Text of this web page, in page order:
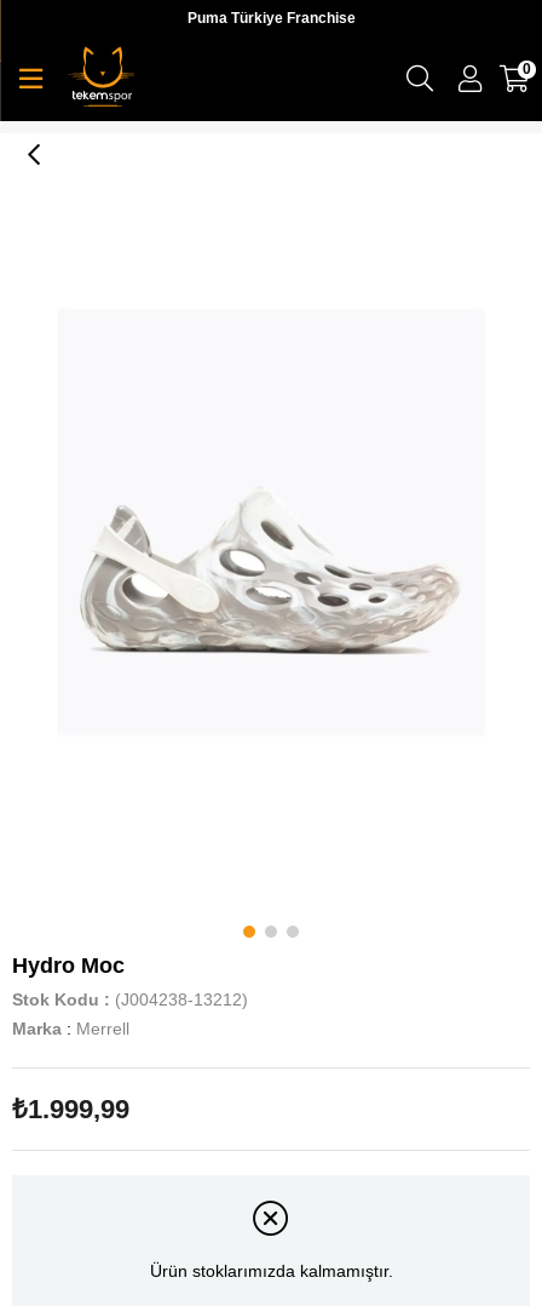
Puma Türkiye Franchise
0
Hydro Moc
Stok Kodu
(J004238-13212)
Marka : Merrell
₺1.999,99
Ürün stoklarımızda kalmamıştır.